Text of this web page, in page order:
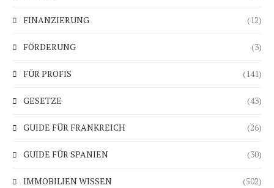
FINANZIERUNG (12)
FÖRDERUNG (3)
FÜR PROFIS (141)
GESETZE (43)
GUIDE FÜR FRANKREICH (26)
GUIDE FÜR SPANIEN (30)
IMMOBILIEN WISSEN (502)